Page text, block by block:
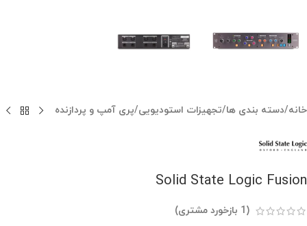
خانه/دسته بندی ها/تجهیزات استودیویی/پری آمپ و پردازنده
Solid State Logic Fusion
(
1 بازخورد مشتری)